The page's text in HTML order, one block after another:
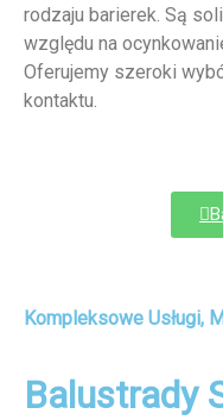
rodzaju barierek. Są
względu na
Oferujemy szeroki
kontaktu.
Kompleksowe Usługi,
Balustrady